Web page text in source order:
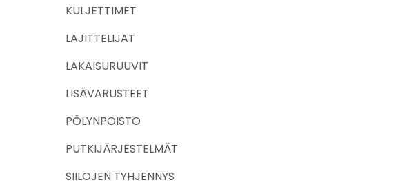
KULJETTIMET
LAJITTELIJAT
LAKAISURUUVIT
LISÄVARUSTEET
PÖLYNPOISTO
PUTKIJÄRJESTELMÄT
SIILOJEN TYHJENNYS